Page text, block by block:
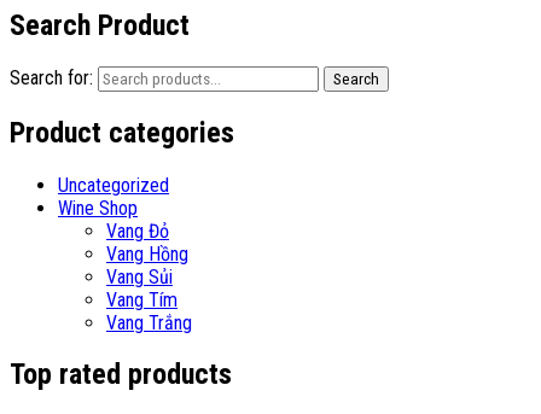
Search Product
Search for: Search
Product categories
Uncategorized
Wine Shop
Vang Đỏ
Vang Hồng
Vang Sủi
Vang Tím
Vang Trắng
Top rated products